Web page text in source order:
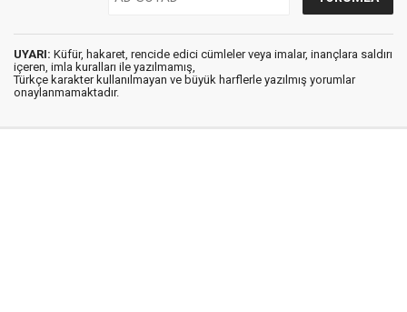
UYARI: Küfür, hakaret, rencide edici cümleler veya imalar, inançlara saldırı
içeren, imla kuralları ile yazılmamış,
Türkçe karakter kullanılmayan ve büyük harflerle yazılmış yorumlar
onaylanmamaktadır.